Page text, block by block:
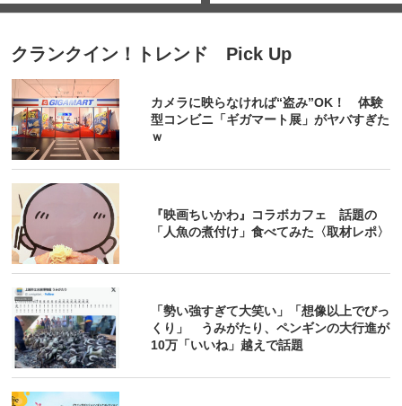
クランクイン！トレンド Pick Up
カメラに映らなければ“盗み”OK！ 体験
型コンビニ「ギガマート展」がヤバすぎた
ｗ
『映画ちいかわ』コラボカフェ 話題の
「人魚の煮付け」食べてみた〈取材レポ〉
「勢い強すぎて大笑い」「想像以上でびっ
くり」 うみがたり、ペンギンの大行進が
10万「いいね」越えで話題